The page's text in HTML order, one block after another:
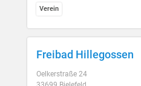
Verein
Freibad Hillegossen
Oelkerstraße 24